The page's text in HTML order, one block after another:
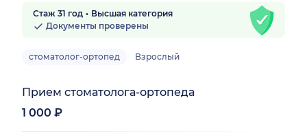
Стаж 31 год
Высшая категория
Документы проверены
стоматолог-ортопед Взрослый
Прием стоматолога-ортопеда
1 000 ₽